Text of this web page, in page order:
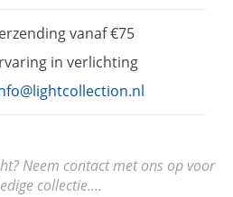
vanaf €75
in verlichting
Neem contact met ons op voor
collectie....